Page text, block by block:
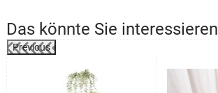
Das könnte Sie interessieren
Previous